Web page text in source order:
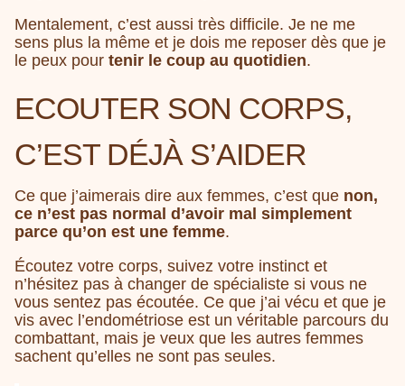
Mentalement, c’est aussi très difficile. Je ne me
sens plus la même et je dois me reposer dès que je
le peux pour tenir le coup au quotidien.
ECOUTER SON CORPS,
C’EST DÉJÀ S’AIDER
Ce que j’aimerais dire aux femmes, c’est que non,
ce n’est pas normal d’avoir mal simplement
parce qu’on est une femme.
Écoutez votre corps, suivez votre instinct et
n’hésitez pas à changer de spécialiste si vous ne
vous sentez pas écoutée. Ce que j’ai vécu et que je
vis avec l’endométriose est un véritable parcours du
combattant, mais je veux que les autres femmes
sachent qu’elles ne sont pas seules.